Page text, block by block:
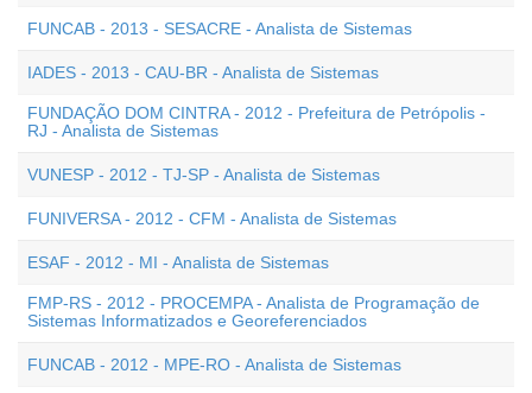
FUNCAB - 2013 - SESACRE - Analista de Sistemas
IADES - 2013 - CAU-BR - Analista de Sistemas
FUNDAÇÃO DOM CINTRA - 2012 - Prefeitura de Petrópolis -
RJ - Analista de Sistemas
VUNESP - 2012 - TJ-SP - Analista de Sistemas
FUNIVERSA - 2012 - CFM - Analista de Sistemas
ESAF - 2012 - MI - Analista de Sistemas
FMP-RS - 2012 - PROCEMPA - Analista de Programação de
Sistemas Informatizados e Georeferenciados
FUNCAB - 2012 - MPE-RO - Analista de Sistemas